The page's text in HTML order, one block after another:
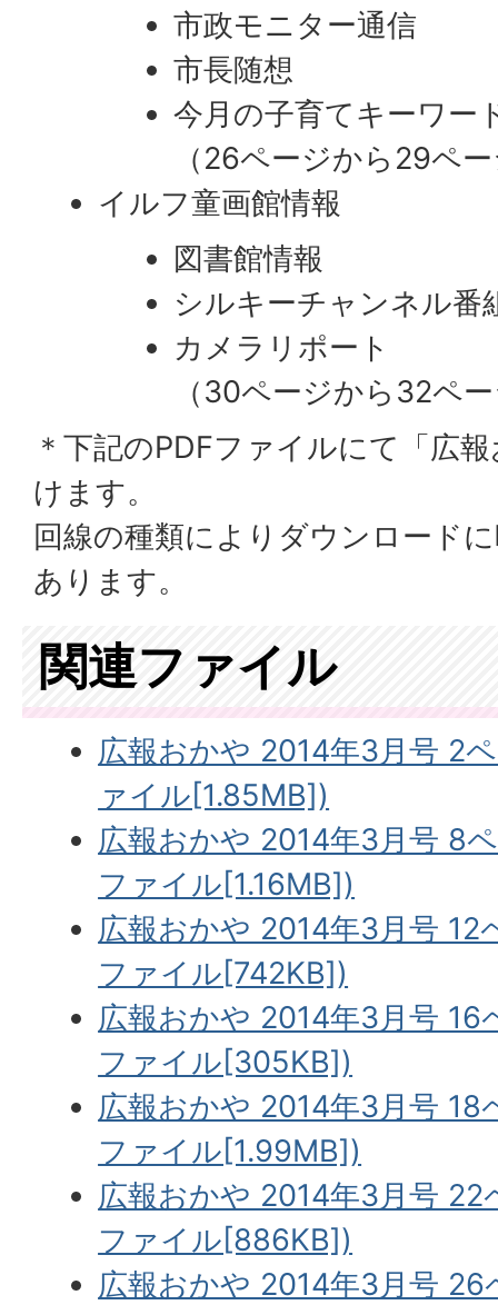
市政モニター通信
市長随想
今月の子育てキーワー
（26ページから29ペ
イルフ童画館情報
図書館情報
シルキーチャンネル番
カメラリポート
（30ページから32ペ
＊下記のPDFファイルにて「広
けます。
回線の種類によりダウンロード
あります。
関連ファイル
広報おかや 2014年3月号 2
ァイル[1.85MB])
広報おかや 2014年3月号 8
ファイル[1.16MB])
広報おかや 2014年3月号 12
ファイル[742KB])
広報おかや 2014年3月号 16
ファイル[305KB])
広報おかや 2014年3月号 18
ファイル[1.99MB])
広報おかや 2014年3月号 22
ファイル[886KB])
広報おかや 2014年3月号